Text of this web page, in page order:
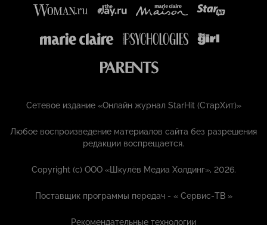
Сетевое издание «Онлайн журнал StarHit (СтарХит)»
Любое воспроизведение материалов сайта без разрешения
редакции воспрещается.
Copyright (с) ООО «Шкулёв Медиа Холдинг», 2026.
Поставщик программы передач - «Сервис-ТВ »
Рекомендательные технологии